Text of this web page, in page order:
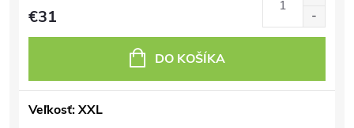
€31
DO KOŠÍKA
Veľkosť: XXL